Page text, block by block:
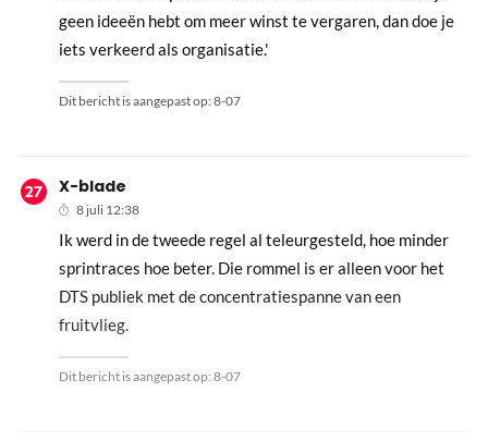
X-blade
8 juli 12:38
Ik werd in de tweede regel al teleurgesteld, hoe minder
sprintraces hoe beter. Die rommel is er alleen voor het
DTS publiek met de concentratiespanne van een
fruitvlieg.
Dit bericht is aangepast op:8-07
geen ideeën hebt om meer winst te vergaren, dan doe je
iets verkeerd als organisatie.'
Dit bericht is aangepast op:8-07